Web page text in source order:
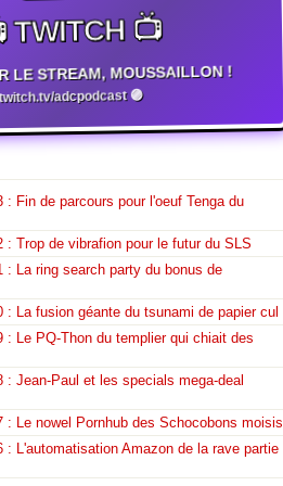
TWITCH 📺
LE STREAM, MOUSSAILLON !
adcpodcast 🟣
: Fin de parcours pour l'oeuf Tenga du
: Trop de vibrafion pour le futur du SLS
: La ring search party du bonus de
: La fusion géante du tsunami de papier cul
: Le PQ-Thon du templier qui chiait des
: Jean-Paul et les specials mega-deal
: Le nowel Pornhub des Schocobons moisis
: L'automatisation Amazon de la rave partie